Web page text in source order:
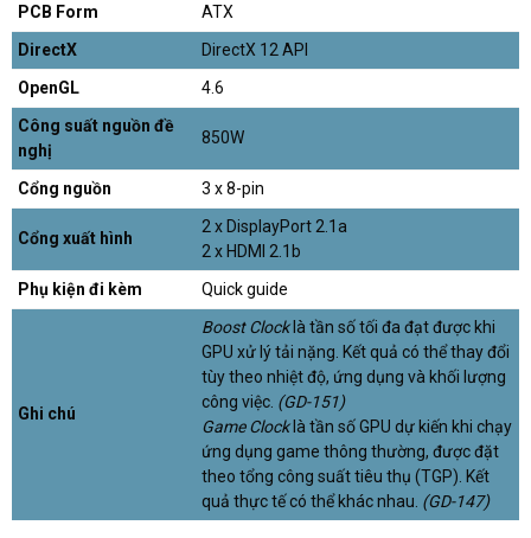
PCB Form
ATX
DirectX
DirectX 12 API
OpenGL
4.6
Công suất nguồn đề
nghị
850W
Cổng nguồn 3 x 8-pin
Cổng xuất hình
2 x DisplayPort 2.1a
2 x HDMI 2.1b
Phụ kiện đi kèm
Quick guide
Ghi chú
Boost Clocklà tần số tối đa đạt được khi
GPU xử lý tải nặng. Kết quả có thể thay đổi
tùy theo nhiệt độ, ứng dụng và khối lượng
công việc. (GD-151)
Game Clocklà tần số GPU dự kiến khi chạy
ứng dụng game thông thường, được đặt
theo tổng công suất tiêu thụ (TGP). Kết
quả thực tế có thể khác nhau. (GD-147)